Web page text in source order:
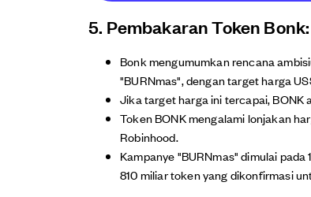
5. Pembakaran Token
Bonk mengumumkan rencana
"BURNmas", dengan target harga
Jika target harga ini tercapai, BONK
Token BONK mengalami lonjakan
Robinhood.
Kampanye "BURNmas" dimulai
810 miliar token yang dikonfirmasi